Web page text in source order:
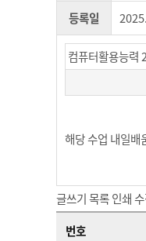
등록일
컴퓨터활용능
해당 수업 내일배
글쓰기목록인쇄
번호